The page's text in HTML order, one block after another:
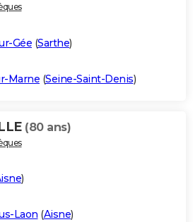
Gée (Sarthe)
Marne (Seine-Saint-Denis)
(80 ans)
)
Laon (Aisne)